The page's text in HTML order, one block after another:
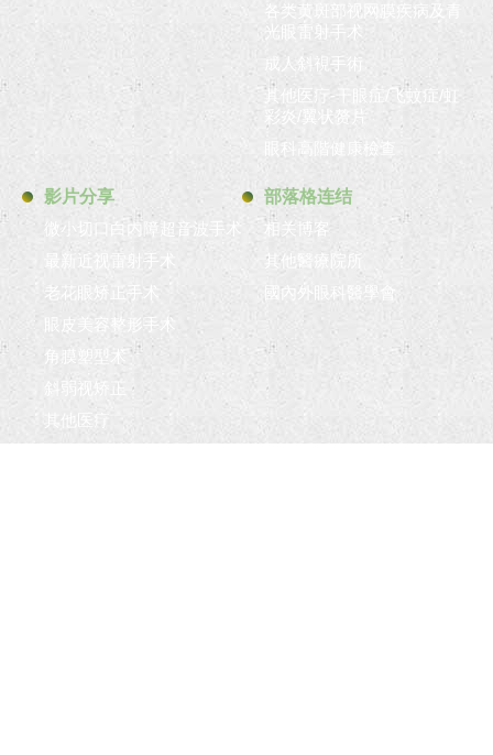
各类黄斑部视网膜疾病及青
光眼雷射手术
成人斜視手術
其他医疔-干眼症/飞蚊症/虹
彩炎/翼状赘片
眼科高階健康檢查
影片分享
微小切口白内障超音波手术
最新近视雷射手术
老花眼矫正手术
眼皮美容整形手术
角膜塑型术
斜弱视矫正
部落格连结
相关博客
其他醫療院所
國內外眼科醫學會